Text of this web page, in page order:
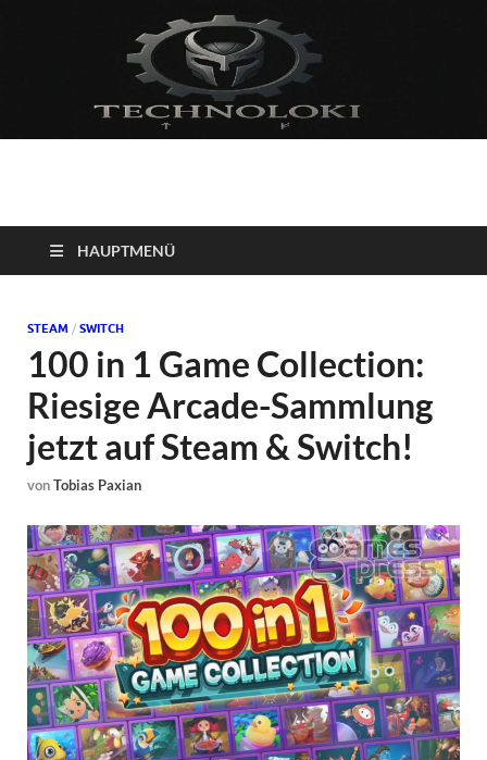
Technoloki: Gaming
und Entertainment
News
Blockbuster, Indie-Perlen und Retro-Klassiker.
HAUPTMENÜ
STEAM / SWITCH
100 in 1 Game Collection:
Riesige Arcade-Sammlung
jetzt auf Steam & Switch!
vonTobias Paxian